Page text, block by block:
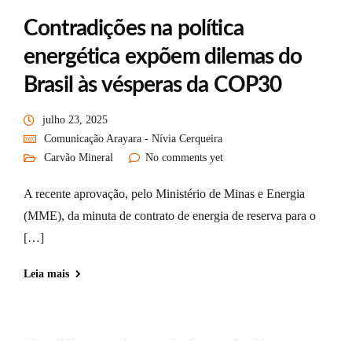
Contradições na política
energética expõem dilemas do
Brasil às vésperas da COP30
julho 23, 2025
Comunicação Arayara - Nívia Cerqueira
Carvão Mineral
No comments yet
A recente aprovação, pelo Ministério de Minas e Energia
(MME), da minuta de contrato de energia de reserva para o
[…]
Leia mais